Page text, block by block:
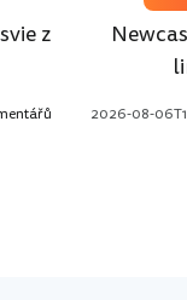
z
2026-08-